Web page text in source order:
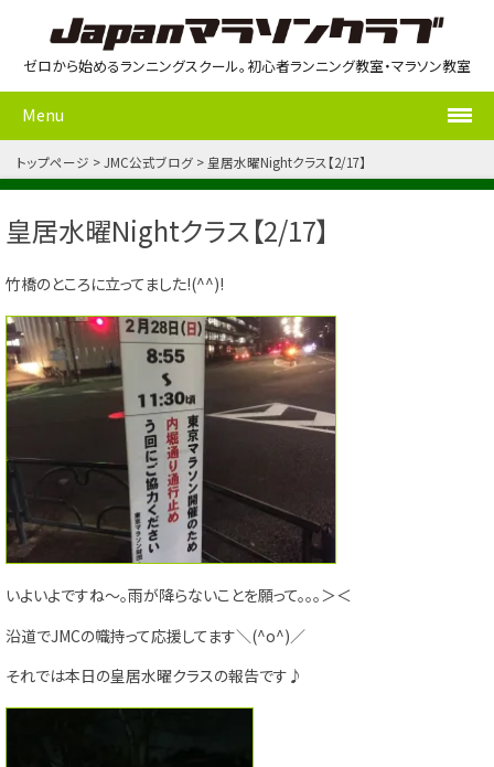
ゼロから始めるランニングスクール。初心者ランニング教室・マラソン教室
Menu
トップページ JMC公式ブログ 皇居水曜Nightクラス【2/17】
皇居水曜Nightクラス【2/17】
竹橋のところに立ってました!(^^)!
いよいよですね～。雨が降らないことを願って。。。＞＜
沿道でJMCの幟持って応援してます＼(^o^)／
それでは本日の皇居水曜クラスの報告です♪